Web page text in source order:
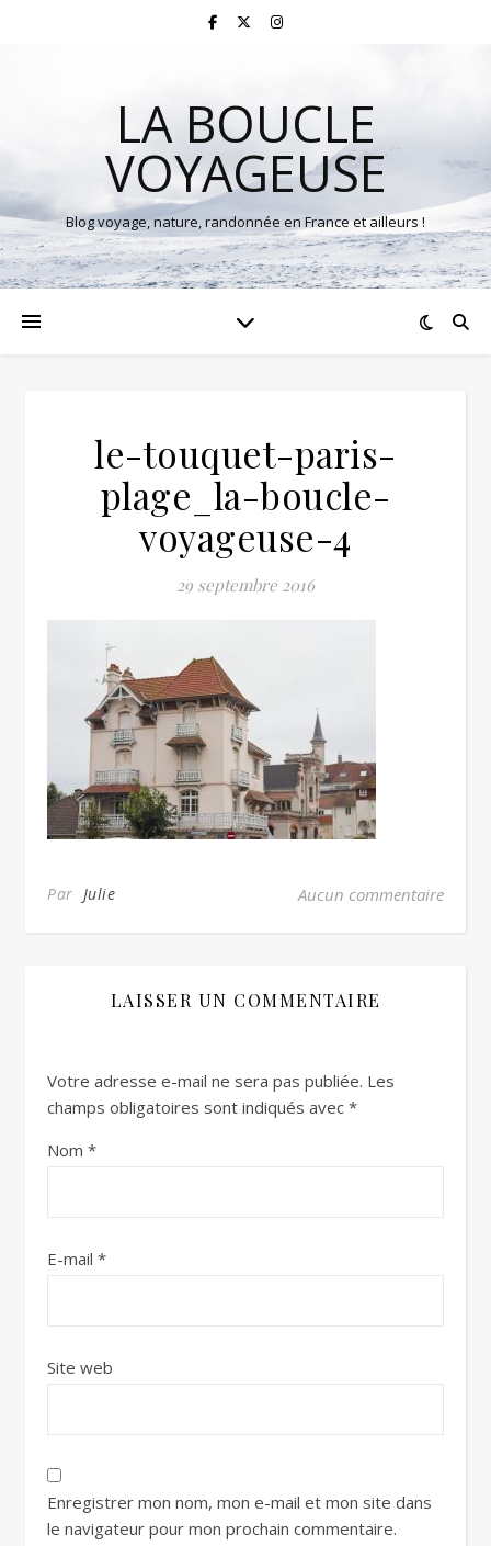
LA BOUCLE
VOYAGEUSE
Blog voyage, nature, randonnée en France et ailleurs !
le-touquet-paris-
plage_la-boucle-
voyageuse-4
29 septembre 2016
Par Julie Aucun commentaire
LAISSER UN COMMENTAIRE
Votre adresse e-mail ne sera pas publiée. Les
champs obligatoires sont indiqués avec *
Nom *
E-mail *
Site web
Enregistrer mon nom, mon e-mail et mon site dans
le navigateur pour mon prochain commentaire.